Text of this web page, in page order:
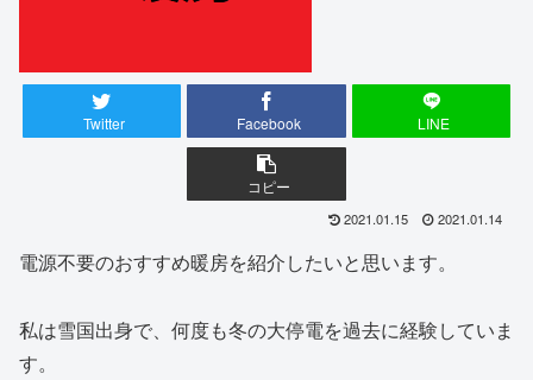
Twitter Facebook LINE
コピー
2021.01.15 2021.01.14
電源不要のおすすめ暖房を紹介したいと思います。
私は雪国出身で、何度も冬の大停電を過去に経験していま
す。